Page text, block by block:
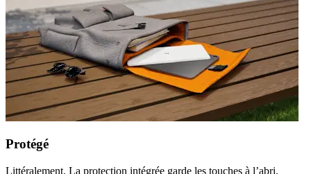
Protégé
Littéralement. La protection intégrée garde les touches à l’abri.